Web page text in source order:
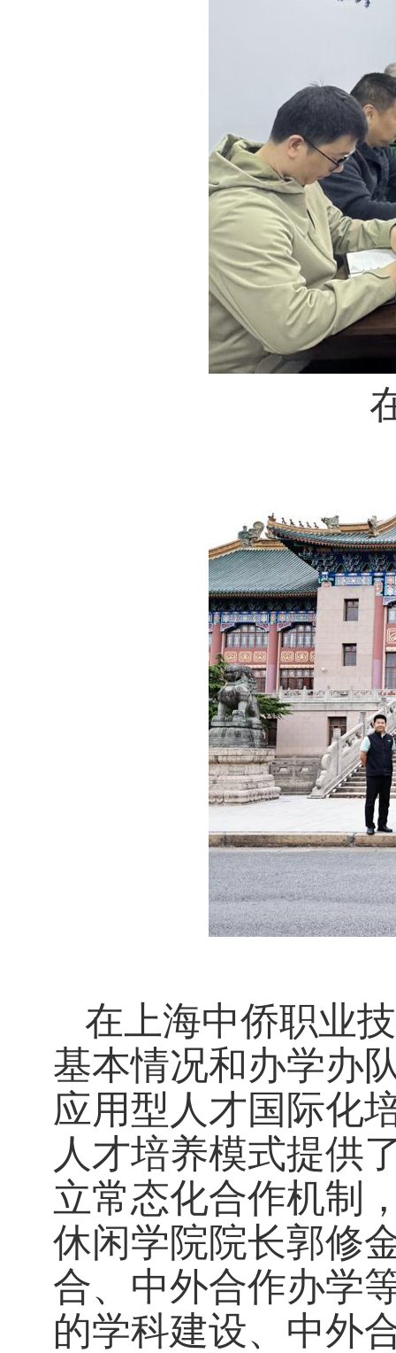
在上海中侨职业
基本情况和办学办
应用型人才国际化
人才培养模式提供
立常态化合作机制
休闲学院院长郭修
合、中外合作办学
的学科建设、中外